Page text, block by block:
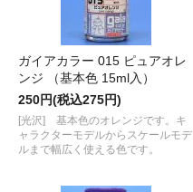
ガイアカラー 015 ピュアオレ
ンジ （基本色 15ml入）
250円(税込275円)
[光沢] 基本色のオレンジです。キ
ャラクターモデルからスケールモデ
ルまで幅広く使える色です。